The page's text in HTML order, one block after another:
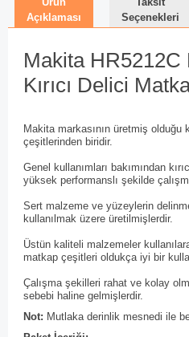
Açıklaması
Seçenekleri
Makita
Kırıcı Delici
Makita markasının üretmiş olduğu
çeşitlerinden biridir.
Genel kullanımları bakımından
yüksek performanslı şekilde
Sert malzeme ve yüzeylerin
kullanılmak üzere üretilmişlerdir.
Üstün kaliteli malzemeler
matkap çeşitleri oldukça iyi bir
Çalışma şekilleri rahat ve kolay
sebebi haline gelmişlerdir.
Not: Mutlaka derinlik mesnedi ile